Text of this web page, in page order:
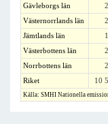
Gävleborgs län
Västernorrlands län
Jämtlands län
Västerbottens län
Norrbottens län
Riket
10
Källa: SMHI Nationella